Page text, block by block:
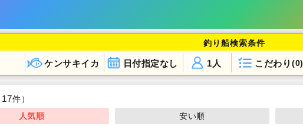
釣り船検索条件
ケンサキイカ 日付指定なし こだわり (0)
1人
17件）
人気順
安い順